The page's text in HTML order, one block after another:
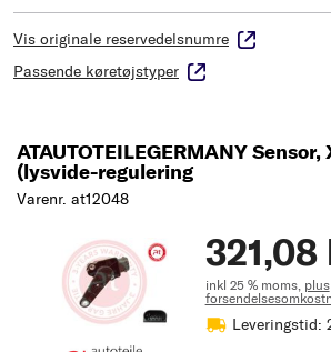
Vis originale reservedelsnumre
Passende køretøjstyper
ATAUTOTEILEGERMANY
(lysvide-regulering
Varenr. at12048
321,08
inkl 25 % moms, plus
Leveringstid: